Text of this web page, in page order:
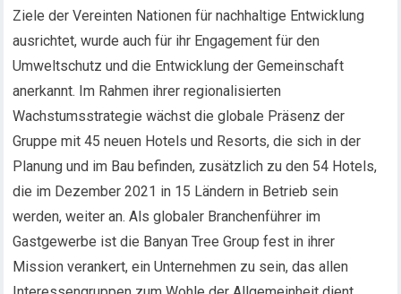
Ziele der Vereinten Nationen für nachhaltige Entwicklung
ausrichtet, wurde auch für ihr Engagement für den
Umweltschutz und die Entwicklung der Gemeinschaft
anerkannt. Im Rahmen ihrer regionalisierten
Wachstumsstrategie wächst die globale Präsenz der
Gruppe mit 45 neuen Hotels und Resorts, die sich in der
Planung und im Bau befinden, zusätzlich zu den 54 Hotels,
die im Dezember 2021 in 15 Ländern in Betrieb sein
werden, weiter an. Als globaler Branchenführer im
Gastgewerbe ist die Banyan Tree Group fest in ihrer
Mission verankert, ein Unternehmen zu sein, das allen